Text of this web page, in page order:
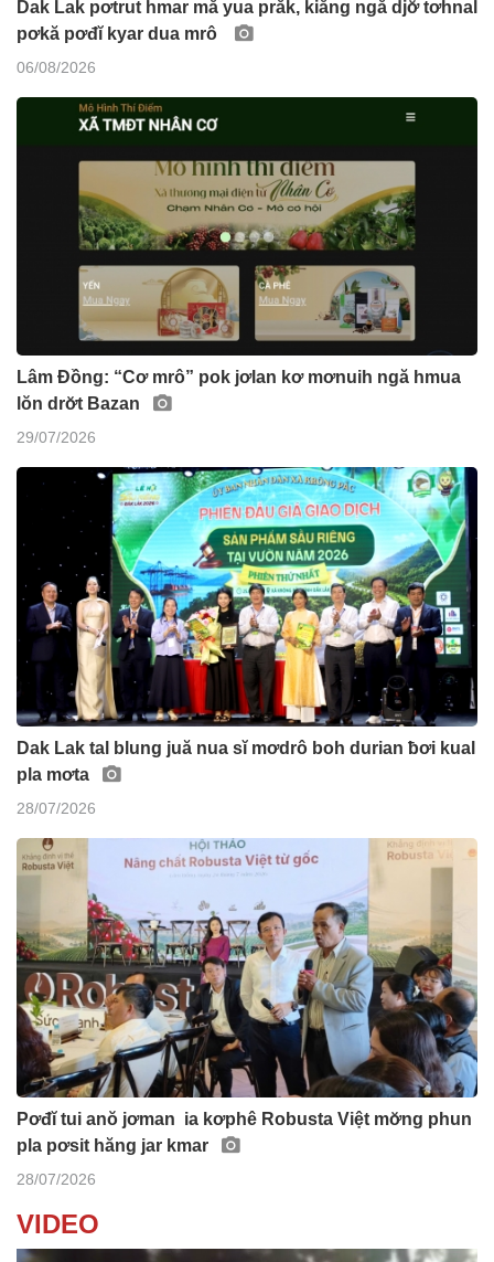
Dak Lak pơtrut hmar mă yua prăk, kiăng ngă djơ̆ tơhnal
pơkă pơđĭ kyar dua mrô
06/08/2026
Lâm Đồng: “Cơ mrô” pok jơlan kơ mơnuih ngă hmua
lŏn drơ̆t Bazan
29/07/2026
Dak Lak tal blung juă nua sĭ mơdrô boh durian ƀơi kual
pla mơta
28/07/2026
Pơđĭ tui anŏ jơman ia kơphê Robusta Việt mơ̆ng phun
pla pơsit hăng jar kmar
28/07/2026
VIDEO